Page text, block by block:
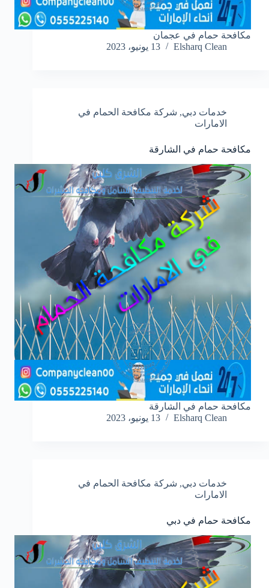
مكافحة حمام في عجمان
Elsharq Clean
13 يونيو، 2023
خدمات دبي, شركة مكافحة الحمام في
الامارات
مكافحة حمام في الشارقة
مكافحة حمام في الشارقة
Elsharq Clean
13 يونيو، 2023
خدمات دبي, شركة مكافحة الحمام في
الامارات
مكافحة حمام في دبي